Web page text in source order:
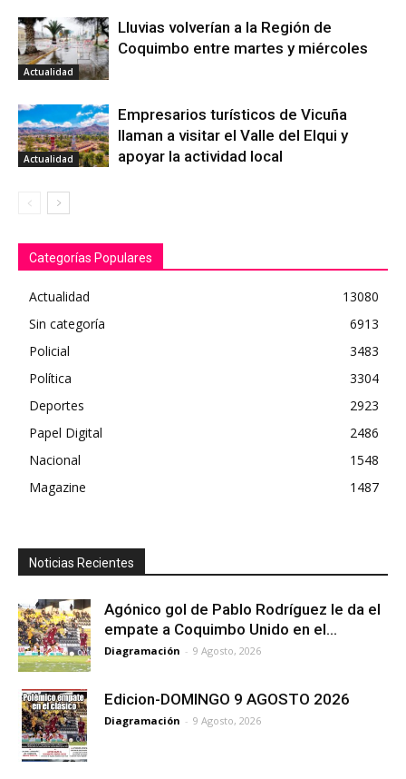
Actualidad
Lluvias volverían a la Región de
Coquimbo entre martes y miércoles
Actualidad
Empresarios turísticos de Vicuña
llaman a visitar el Valle del Elqui y
apoyar la actividad local
Categorías Populares
Actualidad
13080
Sin categoría
6913
Policial
3483
Política
3304
Deportes
2923
Papel Digital
2486
Nacional
1548
Magazine
1487
Noticias Recientes
Agónico gol de Pablo Rodríguez le da el
empate a Coquimbo Unido en el...
Diagramación - 9 Agosto, 2026
Edicion-DOMINGO 9 AGOSTO 2026
Diagramación - 9 Agosto, 2026